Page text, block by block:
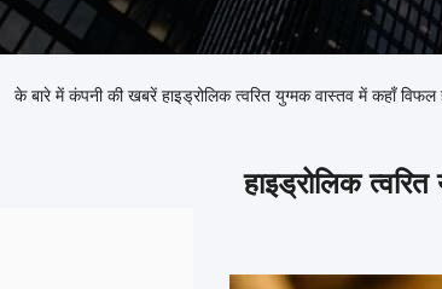
के बारे में कंपनी की खबरें हाइड्रोलिक त्वरित युग्मक वास्तव में कहाँ विफल
हाइड्रोलिक